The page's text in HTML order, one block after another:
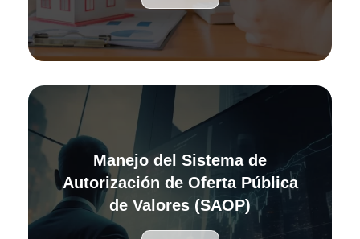
Manejo del Sistema de
Autorización de Oferta Pública
de Valores (SAOP)